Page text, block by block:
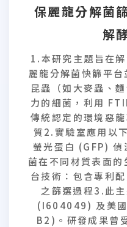
保麗龍分解菌
解
1.本研究主題旨在
麗龍分解菌快篩平
昆蟲（如大麥蟲、
力的細菌，利用
傳統認定的環境惡
質2.實驗室應用以
螢光蛋白 (GFP) 偵
菌在不同材質表面
台技術：包含專利
之篩選過程3.此
(I604049) 及美
B2)。研發成果曾